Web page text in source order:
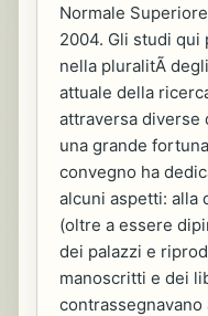
Normale
2004. Gli studi
nella pluralitÃ
attuale della
attraversa diverse
una grande
convegno ha
alcuni aspetti: alla
(oltre a essere
dei palazzi e
manoscritti e dei